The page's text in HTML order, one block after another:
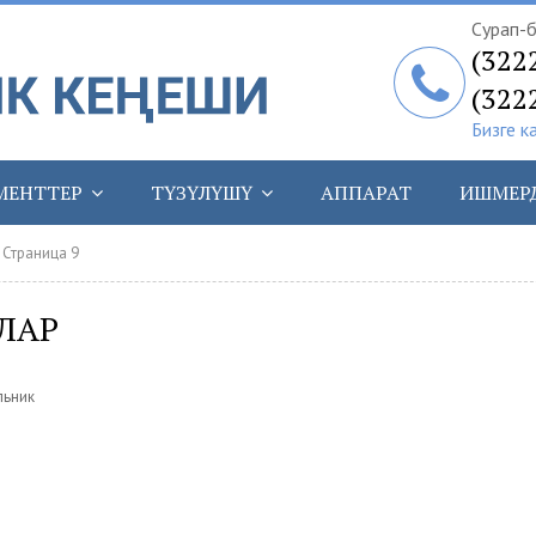
Сурап-
Бизге
ТҮЗҮЛҮШҮ АППАРАТ
Страница 9